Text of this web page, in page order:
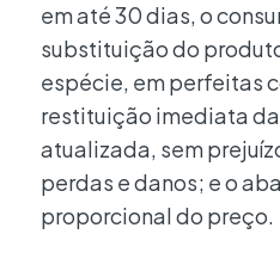
em até 30 dias, o
substituição do
espécie, em perfeitas
restituição imediata
atualizada, sem
perdas e danos; e o
proporcional do preço.